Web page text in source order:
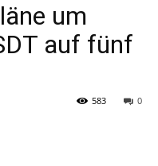
um
auf fünf
0
583